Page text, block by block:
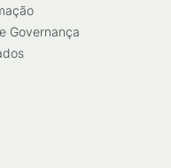
Governança